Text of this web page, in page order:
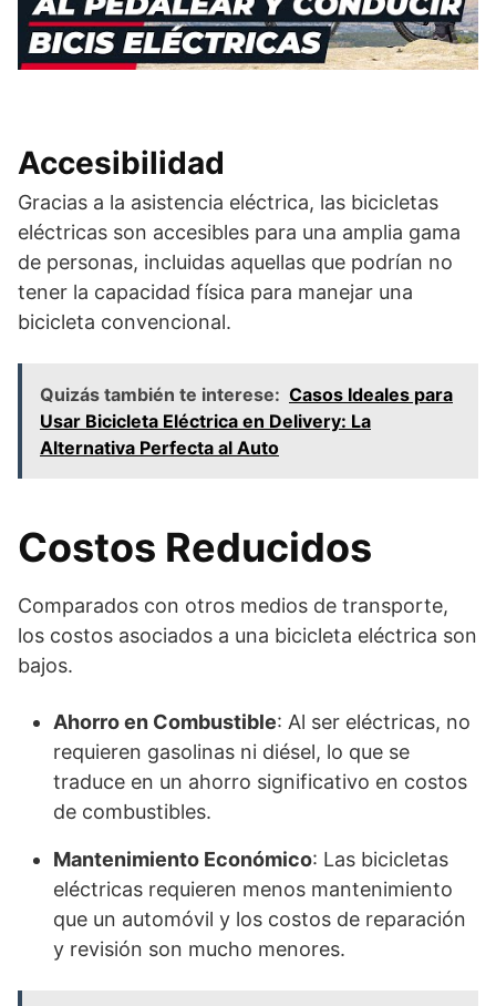
Accesibilidad
Gracias a la asistencia eléctrica, las bicicletas
eléctricas son accesibles para una amplia gama
de personas, incluidas aquellas que podrían no
tener la capacidad física para manejar una
bicicleta convencional.
Quizás también te interese: Casos Ideales para
Usar Bicicleta Eléctrica en Delivery: La
Alternativa Perfecta al Auto
Costos Reducidos
Comparados con otros medios de transporte,
los costos asociados a una bicicleta eléctrica son
bajos.
Ahorro en Combustible: Al ser eléctricas, no
requieren gasolinas ni diésel, lo que se
traduce en un ahorro significativo en costos
de combustibles.
Mantenimiento Económico: Las bicicletas
eléctricas requieren menos mantenimiento
que un automóvil y los costos de reparación
y revisión son mucho menores.